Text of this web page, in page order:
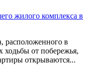
жилого комплекса в
расположенного в
ходьбы от побережья,
открываются...